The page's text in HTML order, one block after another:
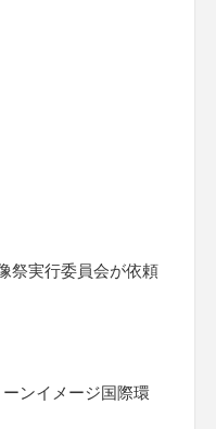
祭実行委員会が依頼
ンイメージ国際環